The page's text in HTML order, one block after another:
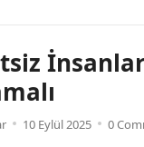
Apple Watch
10 Eylül 2025 0